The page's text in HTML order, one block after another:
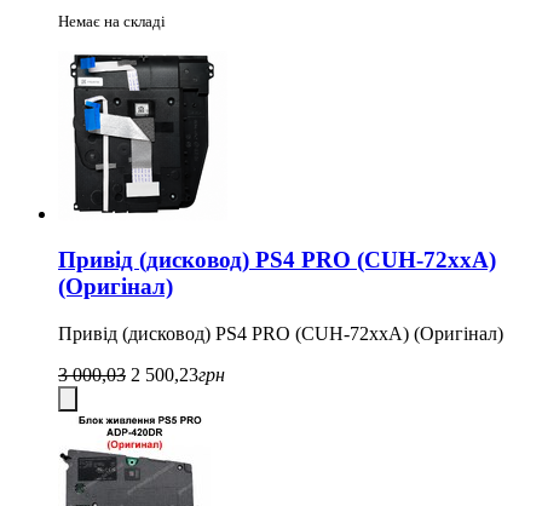
Немає на складі
Привід (дисковод) PS4 PRO (CUH-72xxA)
(Оригінал)
Привід (дисковод) PS4 PRO (CUH-72xxA) (Оригінал)
3 000,03 2 500,23грн